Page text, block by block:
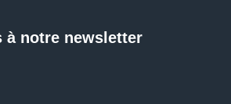
à notre newsletter